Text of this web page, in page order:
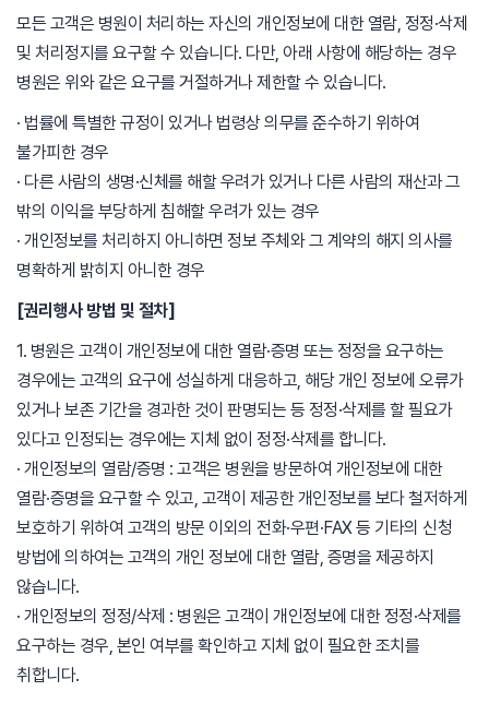
모든 고객은 병원이 처리하는 자신의 개인정보에 대한 열람, 정정·삭제
및 처리정지를 요구할 수 있습니다. 다만, 아래 사항에 해당하는 경우
병원은 위와 같은 요구를 거절하거나 제한할 수 있습니다.
· 법률에 특별한 규정이 있거나 법령상 의무를 준수하기 위하여
불가피한 경우
· 다른 사람의 생명·신체를 해할 우려가 있거나 다른 사람의 재산과 그
밖의 이익을 부당하게 침해할 우려가 있는 경우
· 개인정보를 처리하지 아니하면 정보 주체와 그 계약의 해지 의사를
명확하게 밝히지 아니한 경우
[권리행사 방법 및 절차]
1. 병원은 고객이 개인정보에 대한 열람·증명 또는 정정을 요구하는
경우에는 고객의 요구에 성실하게 대응하고, 해당 개인 정보에 오류가
있거나 보존 기간을 경과한 것이 판명되는 등 정정·삭제를 할 필요가
있다고 인정되는 경우에는 지체 없이 정정·삭제를 합니다.
· 개인정보의 열람/증명 : 고객은 병원을 방문하여 개인정보에 대한
열람·증명을 요구할 수 있고, 고객이 제공한 개인정보를 보다 철저하게
보호하기 위하여 고객의 방문 이외의 전화·우편·FAX 등 기타의 신청
방법에 의하여는 고객의 개인 정보에 대한 열람, 증명을 제공하지
않습니다.
· 개인정보의 정정/삭제 : 병원은 고객이 개인정보에 대한 정정·삭제를
요구하는 경우, 본인 여부를 확인하고 지체 없이 필요한 조치를
취합니다.